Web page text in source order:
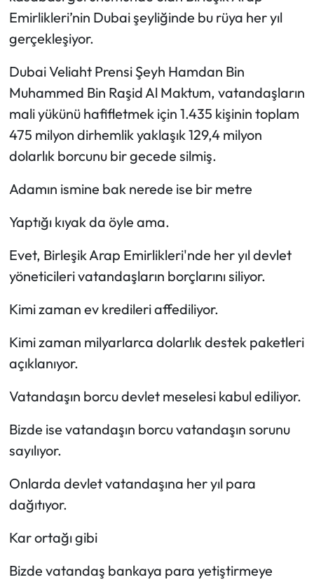
Emirlikleri’nin Dubai şeyliğinde bu rüya her yıl
gerçekleşiyor.
Dubai Veliaht Prensi Şeyh Hamdan Bin
Muhammed Bin Raşid Al Maktum, vatandaşların
mali yükünü hafifletmek için 1.435 kişinin toplam
475 milyon dirhemlik yaklaşık 129,4 milyon
dolarlık borcunu bir gecede silmiş.
Adamın ismine bak nerede ise bir metre
Yaptığı kıyak da öyle ama.
Evet, Birleşik Arap Emirlikleri'nde her yıl devlet
yöneticileri vatandaşların borçlarını siliyor.
Kimi zaman ev kredileri affediliyor.
Kimi zaman milyarlarca dolarlık destek paketleri
açıklanıyor.
Vatandaşın borcu devlet meselesi kabul ediliyor.
Bizde ise vatandaşın borcu vatandaşın sorunu
sayılıyor.
Onlarda devlet vatandaşına her yıl para
dağıtıyor.
Kar ortağı gibi
Bizde vatandaş bankaya para yetiştirmeye